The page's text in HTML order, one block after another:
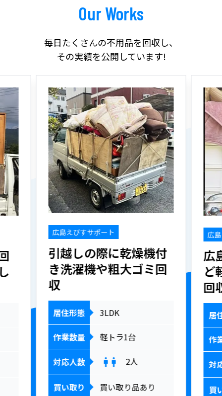
Our Works
毎日たくさんの不用品を回収し、
その実績を公開しています!
広島えびすサポート
引越しの際に乾燥機付
き洗濯機や粗大ゴミ回
収
居住形態 3LDK
作業数量 軽トラ1台
対応人数 2人
買い取り 買い取り品あり
広
広
ど
回
居
作
対
買